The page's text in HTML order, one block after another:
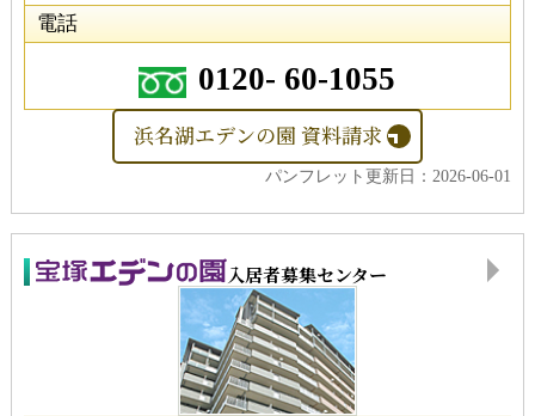
電話
0120- 60-1055
浜名湖エデンの園 資料請求
パンフレット更新日：2026-06-01
入居者募集センター